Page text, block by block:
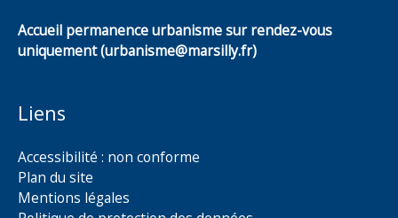
Accueil permanence urbanisme sur rendez-vous
uniquement (urbanisme@marsilly.fr)
Liens
Accessibilité : non conforme
Plan du site
Mentions légales